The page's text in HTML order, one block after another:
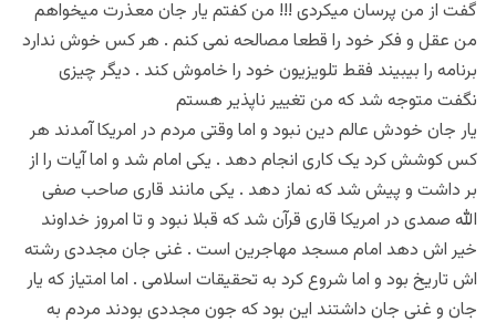
گفت از من پرسان میکردی !!! من کفتم یار جان معذرت میخواهم
من عقل و فکر خود را قطعا مصالحه نمی کنم . هر کس خوش ندارد
برنامه را بیبیند فقط تلویزیون خود را خاموش کند . دیگر چیزی
نگفت ‌‌متوجه شد که من تغییر ناپذیر هستم
یار جان خودش عالم دین نبود و اما وقتی مردم در امریکا آمدند هر
کس کوشش کرد یک کاری انجام دهد . یکی امام شد و اما آیات را از
بر داشت و پیش شد که نماز دهد . یکی مانند قاری صاحب صفی
الله صمدی در امریکا قاری قرآن شد که قبلا نبود و تا امروز خداوند
خیر اش دهد امام مسجد مهاجرین است . غنی جان مجددی رشته
اش تاریخ بود و اما شروع کرد به تحقیقات اسلامی . اما امتیاز که یار
جان و غنی جان داشتند این بود که جون مجددی بودند مردم به